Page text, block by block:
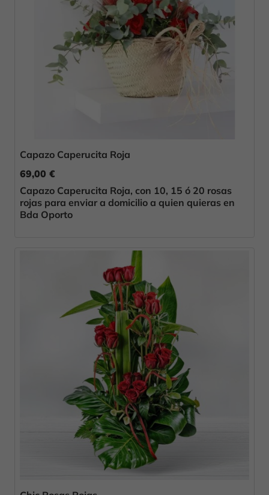
Capazo Caperucita Roja
69,00 €
Capazo Caperucita Roja, con 10, 15 ó 20 rosas
rojas para enviar a domicilio a quien quieras en
Bda Oporto